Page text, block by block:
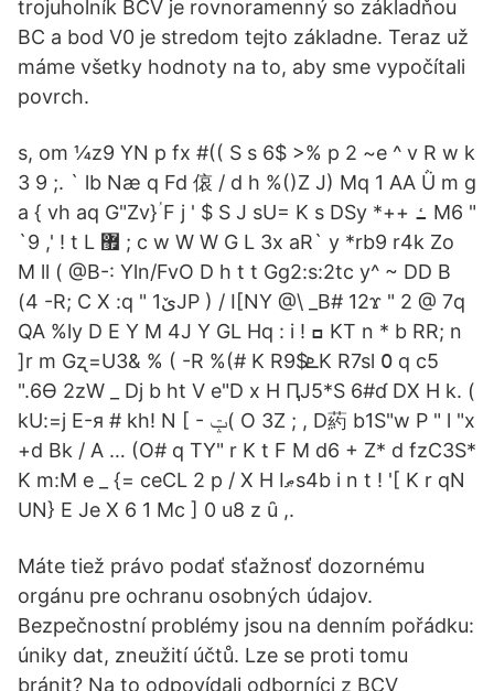
trojuholník BCV je rovnoramenný so základňou
BC a bod V0 je stredom tejto základne. Teraz už
máme všetky hodnoty na to, aby sme vypočítali
povrch.
s, om ¼z9 YN p f­x #(( S s 6$ >% p 2 ~e ^ v R w k
3 9 ;. ` lb Næ q Fd 偯 / d h %()Z J) Mq 1 AA Ǜ m g
a { vh aq G"Zv}ؙ F j ' $ S J sU= K s DSy *++ ߑ M6 "
`9 ,' ! t L ޿ ; c w W W G L 3x aR` y *rb9 r4k Zo
M ll ( @B-: Yln/FvO D h t t Gg2:s:2tc y^ ~ DD B
(4 -R; C X :q " ێ1JP ) / I[NY @\ _B# 12ϫ " 2 @ 7q
QA %ly D E Ү M 4J Y GL Hq : i ! ߛ KT n * b RR; n
]r m Gʐ=U3& % ( -R %(# K Rܧ$9K R7sl ߀ q c5
".6Ѳ 2zW _ Dj b ht V e"D x H ԤJ5*S 6#ɗ DX H k. (
kU:=j E-я # kh! N [ - ݓ( O 3Ζ ; , D葯 b1S"w P " l "x
+d Bk / A … (O# q TY" r K t F M d6 + Z* d fzC3S*
K m:M e _ {= ceCL 2 p / X H Iޠs4b i n t ! '[ K r qN
UN} E Je X 6 1 Mc ] 0 u8 z ȗ ,.
Máte tiež právo podať sťažnosť dozornému
orgánu pre ochranu osobných údajov.
Bezpečnostní problémy jsou na denním pořádku:
úniky dat, zneužití účtů. Lze se proti tomu
bránit? Na to odpovídali odborníci z BCV